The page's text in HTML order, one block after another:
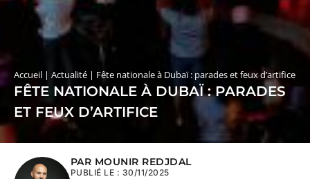
Accueil | Actualité | Fête nationale à Dubaï : parades et feux d’artifice
FÊTE NATIONALE À DUBAÏ : PARADES
ET FEUX D’ARTIFICE
PAR MOUNIR REDJDAL
PUBLIÉ LE : 30/11/2025